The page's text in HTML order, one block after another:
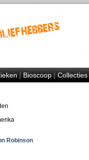
|Bioscoop|Collecties
Robinson